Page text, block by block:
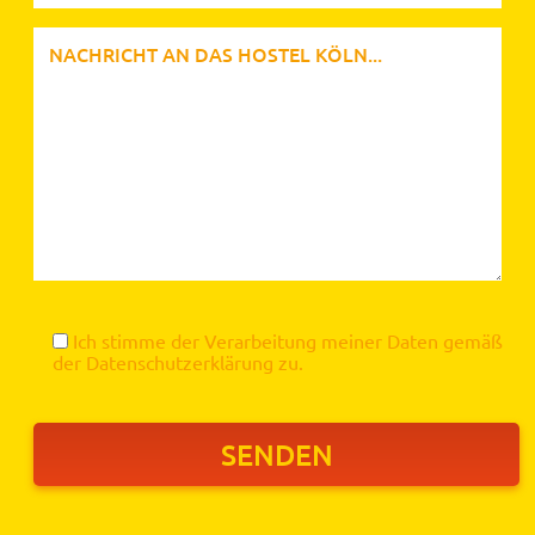
Ich stimme der Verarbeitung meiner Daten gemäß
der Datenschutzerklärung zu.